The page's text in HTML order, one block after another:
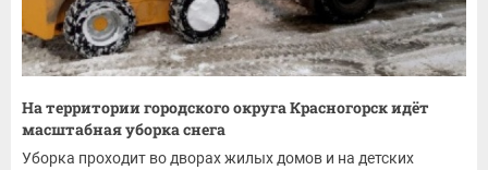
На территории городского округа Красногорск идёт
масштабная уборка снега
Уборка проходит во дворах жилых домов и на детских